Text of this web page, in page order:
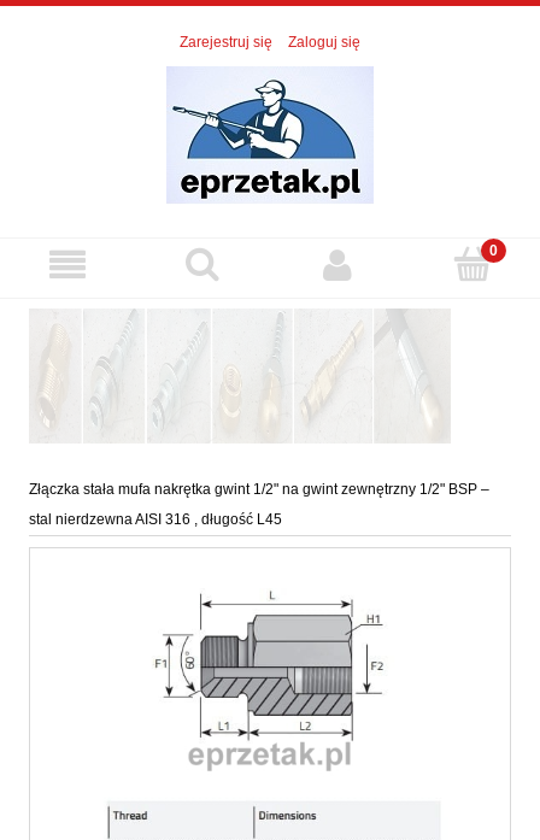
Zarejestruj się Zaloguj się
Złączka stała mufa nakrętka gwint 1/2" na gwint zewnętrzny 1/2" BSP –
stal nierdzewna AISI 316 , długość L45